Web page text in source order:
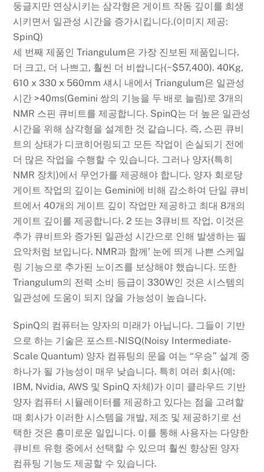
둥글지만 연상시키는 삼각형은 게이트 작동 깊이를 희생
시키면서 일관성 시간을 증가시킵니다.(이미지 제공:
SpinQ)
세 번째 제품인 Triangulum은 가장 진보된 제품입니다.
더 크고, 더 나쁘고, 훨씬 더 비쌉니다(~$57,400). 40Kg,
610 x 330 x 560mm 섀시 내에서 Triangulum은 일관성
시간 >40ms(Gemini 쌍의 기능을 두 배로 늘림)로 3개의
NMR 스핀 큐비트를 제공합니다. SpinQ는 더 높은 일관성
시간을 위해 삼각형을 설계한 것 같습니다. 즉, 스핀 큐비
트의 상태가 디코히어링되고 모든 작업이 손실되기 전에
더 많은 작업을 수행할 수 있습니다. 그러나 양자(특히
NMR 장치)에서 무언가를 제공해야 합니다. 양자 회로당
게이트 작업의 깊이는 Gemini에 비해 감소하여 단일 큐비
트에서 40개의 게이트 깊이 작업만 제공하고 최대 8개의
게이트 깊이를 제공합니다. 2 또는 3큐비트 작업. 이것은
추가 큐비트와 증가된 일관성 시간으로 인해 발생하는 필
요악처럼 보입니다. NMR과 함께’ 눈에 띄게 나쁜 스케일
링 기능으로 추가된 노이즈를 보상해야 했습니다. 또한
Triangulum의 전력 소비 등급이 330W인 것은 시스템의
일관성에 도움이 되지 않을 가능성이 높습니다.
SpinQ의 컴퓨터는 양자의 미래가 아닙니다. 그들이 기반
으로 하는 기술은 포스트-NISQ(Noisy Intermediate-
Scale Quantum) 양자 컴퓨팅의 문을 여는 “우승” 설계 중
하나가 될 가능성이 매우 낮습니다. 특히 여러 회사(예:
IBM, Nvidia, AWS 및 SpinQ 자체)가 이미 클라우드 기반
양자 컴퓨터 시뮬레이터를 제공하고 있다는 점을 고려할
때 회사가 이러한 시스템을 개발, 제조 및 제공하기로 선
택한 것은 흥미로운 일입니다. 이를 통해 사용자는 다양한
큐비트 유형 중에서 선택할 수 있으며 훨씬 향상된 양자
컴퓨팅 기능도 제공할 수 있습니다.